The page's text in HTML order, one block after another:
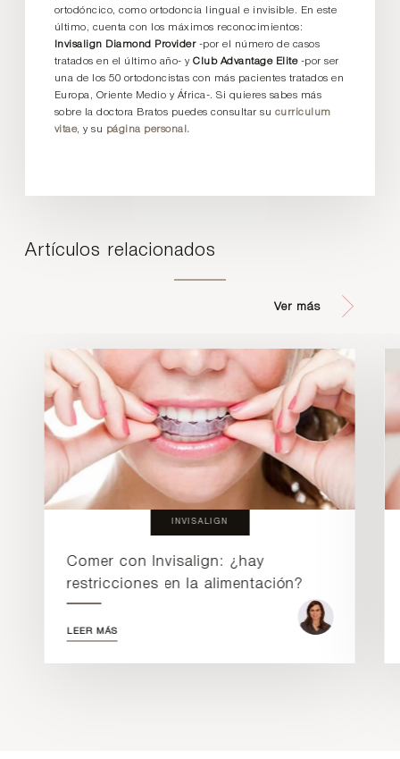
ortodóncico, como ortodoncia lingual e invisible. En este
último, cuenta con los máximos reconocimientos:
Invisalign Diamond Provider-por el número de casos
tratados en el último año- yClub Advantage Elite-por ser
una de los 50 ortodoncistas con más pacientes tratados en
Europa, Oriente Medio y África-. Si quieres sabes más
sobre la doctora Bratos puedes consultar su curriculum
vitae, y su página personal.
Artículos relacionados
Ver más
INVISALIGN
Comer con Invisalign: ¿hay
restricciones en la alimentación?
LEER MÁS